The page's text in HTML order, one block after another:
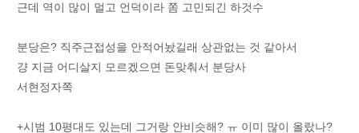
근데 역이 많이 멀고 언덕이라 쫌 고민되긴 하것수
분당은? 직주근접성을 안적어놨길래 상관없는 것 같아서
걍 지금 어디살지 모르겠으면 돈맞춰서 분당사
서현정자쪽
+시범 10평대도 있는데 그거랑 안비슷해? ㅠ 이미 많이 올랐나?